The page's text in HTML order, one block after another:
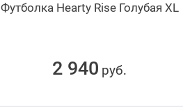
Футболка Hearty Rise Голубая XL
2 940 руб.